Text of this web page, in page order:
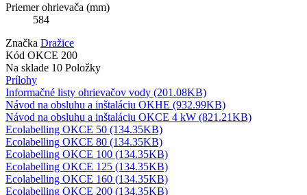
Priemer ohrievača (mm)
584
Značka Dražice
Kód OKCE 200
Na sklade 10 Položky
Prílohy
Informačné listy ohrievačov vody (201.08KB)
Návod na obsluhu a inštaláciu OKHE (932.99KB)
Návod na obsluhu a inštaláciu OKCE 4 kW (821.21KB)
Ecolabelling OKCE 50 (134.35KB)
Ecolabelling OKCE 80 (134.35KB)
Ecolabelling OKCE 100 (134.35KB)
Ecolabelling OKCE 125 (134.35KB)
Ecolabelling OKCE 160 (134.35KB)
Ecolabelling OKCE 200 (134.35KB)